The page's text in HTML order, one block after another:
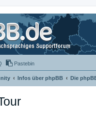
Pastebin
Infos über phpBB Die